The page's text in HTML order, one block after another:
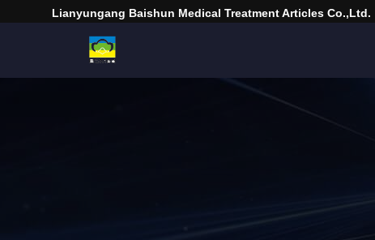
Lianyungang Baishun Medical Treatment Articles Co.,Ltd.